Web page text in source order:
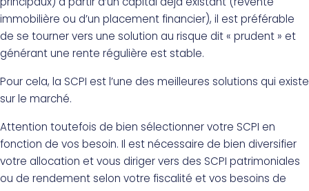
immobilière ou d’un placement financier), il est préférable
de se tourner vers une solution au risque dit « prudent » et
générant une rente régulière est stable.
Pour cela, la SCPI est l’une des meilleures solutions qui existe
sur le marché.
Attention toutefois de bien sélectionner votre SCPI en
fonction de vos besoin. Il est nécessaire de bien diversifier
votre allocation et vous diriger vers des SCPI patrimoniales
ou de rendement selon votre fiscalité et vos besoins de